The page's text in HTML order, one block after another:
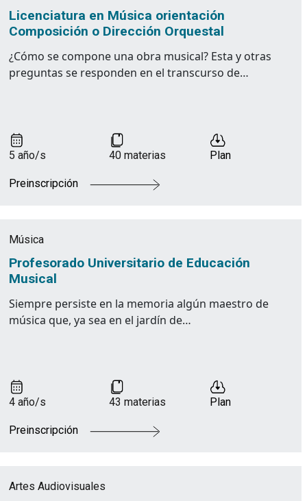
Licenciatura en Música orientación
Composición o Dirección Orquestal
¿Cómo se compone una obra musical? Esta y otras
preguntas se responden en el transcurso de…
5 año/s 40 materias Plan
Preinscripción
Música
Profesorado Universitario de Educación
Musical
Siempre persiste en la memoria algún maestro de
música que, ya sea en el jardín de…
4 año/s 43 materias Plan
Preinscripción
Artes Audiovisuales